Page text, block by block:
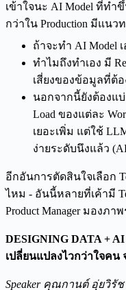
เข้าใจนะ AI Model ที่ทำ
กว่าใน Production มีแนว
ถ้าจะทำ AI Model
ทำไมถึงทำเอง มี
เสี่ยงของข้อมูลที่ต้อ
นอกจากนี้ยังต้องแบ่
Load ของแต่ละ
เยอะเพิ่ม แต่ใช้
ง่ายระดับนึงแล้ว
อีกอันการตัดสินใจเลือก
ไหม - อันนี้หลายที่เค้ามี
Product Manager มองภา
DESIGNING DATA +
เปลี่ยนแปลงไวกว่าใจค
Speaker คุณกานต์ อุ่ยวิรั